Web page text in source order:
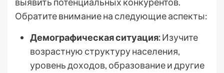
Обратите внимание на следующие аспекты:
Демографическая ситуация:Изучите
возрастную структуру населения,
уровень доходов, образование и другие